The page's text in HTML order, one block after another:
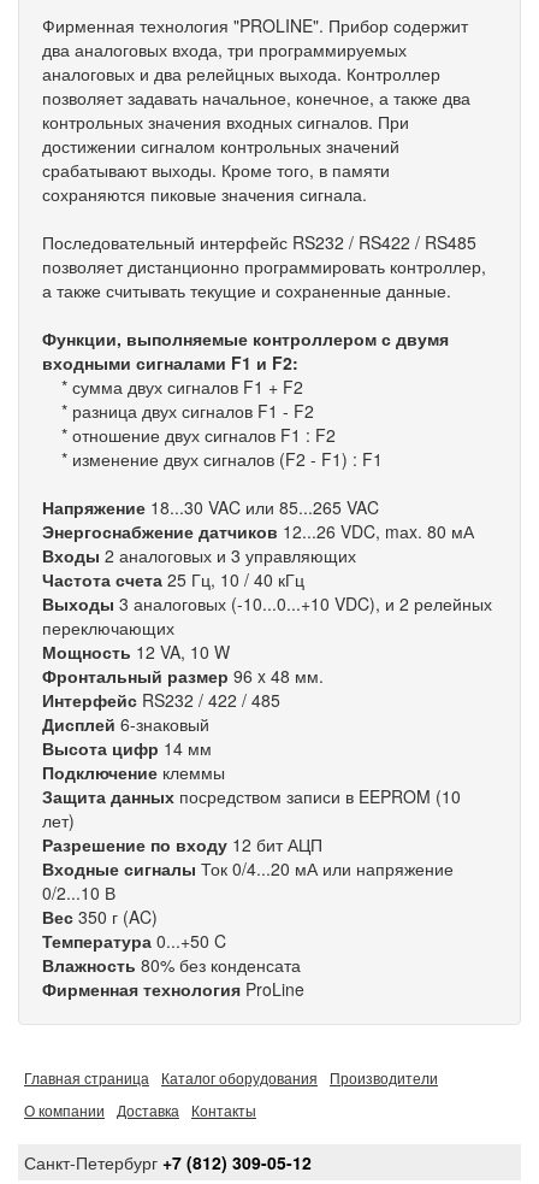
Фирменная технология "PROLINE". Прибор содержит
два аналоговых входа, три программируемых
аналоговых и два релейцных выхода. Контроллер
позволяет задавать начальное, конечное, а также два
контрольных значения входных сигналов. При
достижении сигналом контрольных значений
срабатывают выходы. Кроме того, в памяти
сохраняются пиковые значения сигнала.
Последовательный интерфейс RS232 / RS422 / RS485
позволяет дистанционно программировать контроллер,
а также считывать текущие и сохраненные данные.
Функции, выполняемые контроллером с двумя
входными сигналами F1 и F2:
* сумма двух сигналов F1 + F2
* разница двух сигналов F1 - F2
* отношение двух сигналов F1 : F2
* изменение двух сигналов (F2 - F1) : F1
Напряжение 18...30 VAC или 85...265 VAC
Энергоснабжение датчиков 12...26 VDC, mаx. 80 мА
Входы 2 аналоговых и 3 управляющих
Частота счета 25 Гц, 10 / 40 кГц
Выходы 3 аналоговых (-10...0...+10 VDC), и 2 релейных
переключающих
Мощность 12 VA, 10 W
Фронтальный размер 96 x 48 мм.
Интерфейс RS232 / 422 / 485
Дисплей 6-знаковый
Высота цифр 14 мм
Подключение клеммы
Защита данных посредством записи в EEPROM (10
лет)
Разрешение по входу 12 бит АЦП
Входные сигналы Ток 0/4...20 мА или напряжение
0/2...10 В
Вес 350 г (AC)
Температура 0...+50 C
Влажность 80% без конденсата
Фирменная технология ProLine
Главная страница Каталог оборудования
Производители
О компании
Доставка Контакты
Санкт-Петербург +7 (812) 309-05-12